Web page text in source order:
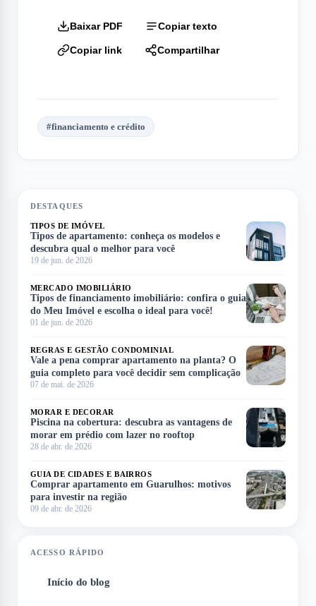
Baixar PDF Copiar texto
Copiar link Compartilhar
#financiamento e crédito
DESTAQUES
TIPOS DE IMÓVEL
Tipos de apartamento: conheça os modelos e
descubra qual o melhor para você
19 de jun. de 2026
MERCADO IMOBILIÁRIO
Tipos de financiamento imobiliário: confira o guia
do Meu Imóvel e escolha o ideal para você!
01 de jun. de 2026
REGRAS E GESTÃO CONDOMINIAL
Vale a pena comprar apartamento na planta? O
guia completo para você decidir sem complicação
07 de mai. de 2026
MORAR E DECORAR
Piscina na cobertura: descubra as vantagens de
morar em prédio com lazer no rooftop
28 de abr. de 2026
GUIA DE CIDADES E BAIRROS
Comprar apartamento em Guarulhos: motivos
para investir na região
09 de abr. de 2026
ACESSO RÁPIDO
Início do blog